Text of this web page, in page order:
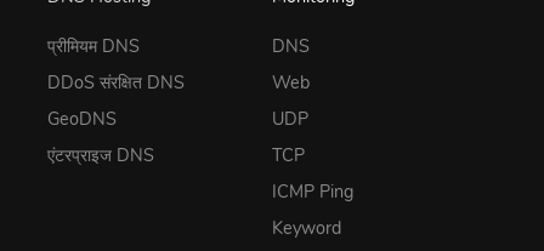
प्रीमियम DNS
DDoS संरक्षित DNS
GeoDNS
एंटरप्राइज DNS
DNS
Web
UDP
TCP
ICMP Ping
Keyword